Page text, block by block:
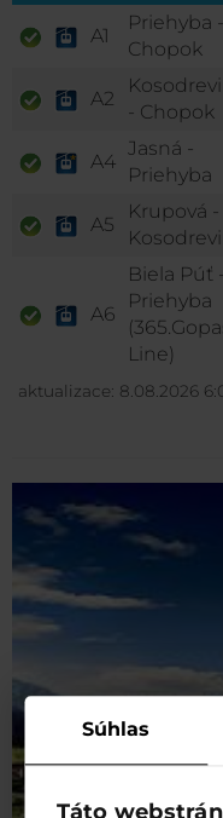
Súhlas
Táto
A1
Priehyba -
Chopok
A2
- Chopok
A4
Jasná -
Priehyba
A5
Krupová -
A6
Biela Púť -
Priehyba
Line)
aktualizace: 8.08.2026